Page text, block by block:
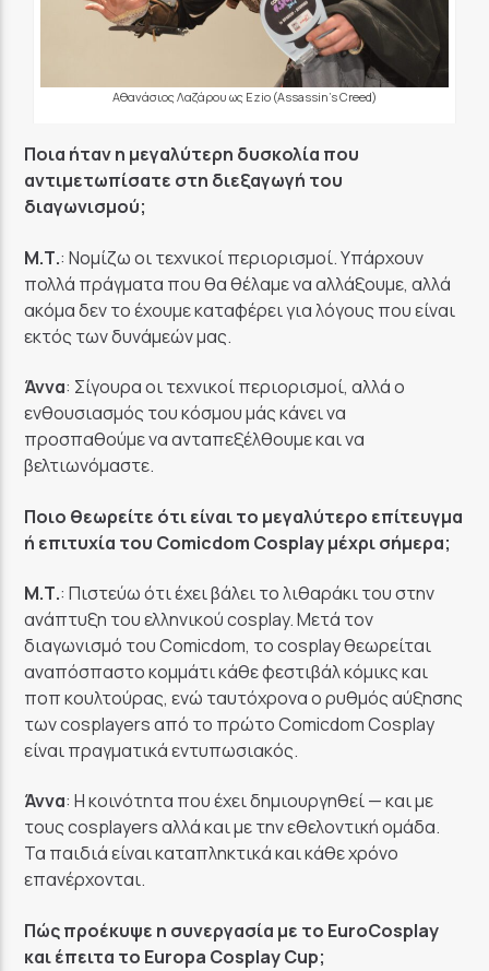
Αθανάσιος Λαζάρου ως Ezio (Assassin’s Creed)
Ποια ήταν η μεγαλύτερη δυσκολία που
αντιμετωπίσατε στη διεξαγωγή του
διαγωνισμού;
Μ.Τ.: Νομίζω οι τεχνικοί περιορισμοί. Υπάρχουν
πολλά πράγματα που θα θέλαμε να αλλάξουμε, αλλά
ακόμα δεν το έχουμε καταφέρει για λόγους που είναι
εκτός των δυνάμεών μας.
Άννα: Σίγουρα οι τεχνικοί περιορισμοί, αλλά ο
ενθουσιασμός του κόσμου μάς κάνει να
προσπαθούμε να ανταπεξέλθουμε και να
βελτιωνόμαστε.
Ποιο θεωρείτε ότι είναι το μεγαλύτερο επίτευγμα
ή επιτυχία του Comicdom Cosplay μέχρι σήμερα;
Μ.Τ.: Πιστεύω ότι έχει βάλει το λιθαράκι του στην
ανάπτυξη του ελληνικού cosplay. Μετά τον
διαγωνισμό του Comicdom, το cosplay θεωρείται
αναπόσπαστο κομμάτι κάθε φεστιβάλ κόμικς και
ποπ κουλτούρας, ενώ ταυτόχρονα ο ρυθμός αύξησης
των cosplayers από το πρώτο Comicdom Cosplay
είναι πραγματικά εντυπωσιακός.
Άννα: Η κοινότητα που έχει δημιουργηθεί — και με
τους cosplayers αλλά και με την εθελοντική ομάδα.
Τα παιδιά είναι καταπληκτικά και κάθε χρόνο
επανέρχονται.
Πώς προέκυψε η συνεργασία με το EuroCosplay
και έπειτα το Europa Cosplay Cup;